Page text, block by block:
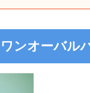
ンオーバル